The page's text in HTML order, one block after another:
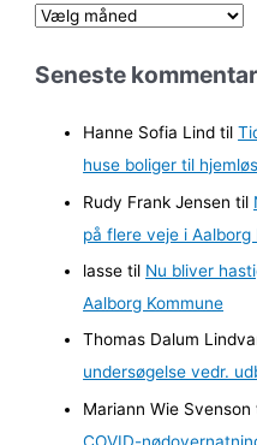
A
k
Seneste
Hanne Sofia Lind til
huse boliger til
Rudy Frank Jensen til
på flere veje i Aalborg
lasse til Nu bliver
Aalborg Kommune
Thomas Dalum
undersøgelse vedr.
Mariann Wie Svenson